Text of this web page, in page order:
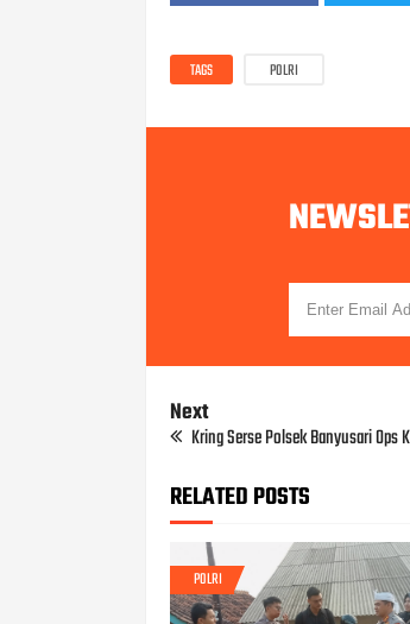
TAGS POLRI
Next
Kring Serse Polsek Banyusari Ops
RELATED POSTS
POLRI